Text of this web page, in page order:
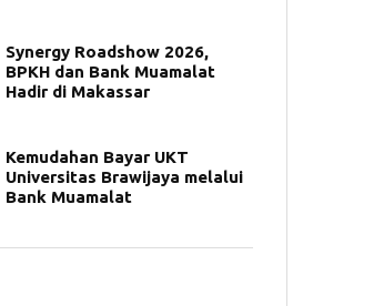
Synergy Roadshow 2026,
BPKH dan Bank Muamalat
Hadir di Makassar
Kemudahan Bayar UKT
Universitas Brawijaya melalui
Bank Muamalat